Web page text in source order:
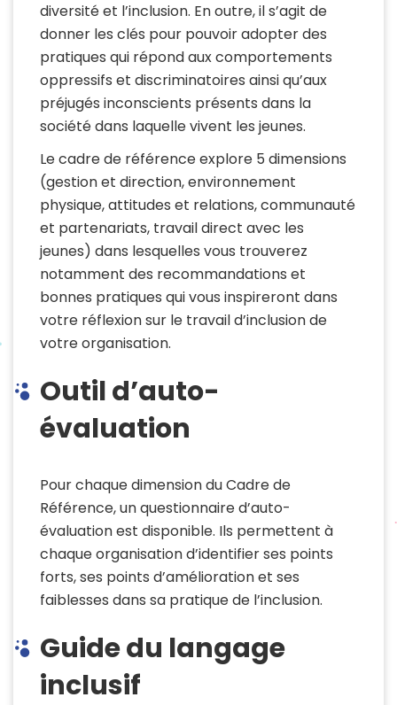
diversité et l’inclusion. En outre, il s’agit de
donner les clés pour pouvoir adopter des
pratiques qui répond aux comportements
oppressifs et discriminatoires ainsi qu’aux
préjugés inconscients présents dans la
société dans laquelle vivent les jeunes.
Le cadre de référence explore 5 dimensions
(gestion et direction, environnement
physique, attitudes et relations, communauté
et partenariats, travail direct avec les
jeunes) dans lesquelles vous trouverez
notamment des recommandations et
bonnes pratiques qui vous inspireront dans
votre réflexion sur le travail d’inclusion de
votre organisation.
Outil d’auto-
évaluation
Pour chaque dimension du Cadre de
Référence, un questionnaire d’auto-
évaluation est disponible. Ils permettent à
chaque organisation d’identifier ses points
forts, ses points d’amélioration et ses
faiblesses dans sa pratique de l’inclusion.
Guide du langage
inclusif